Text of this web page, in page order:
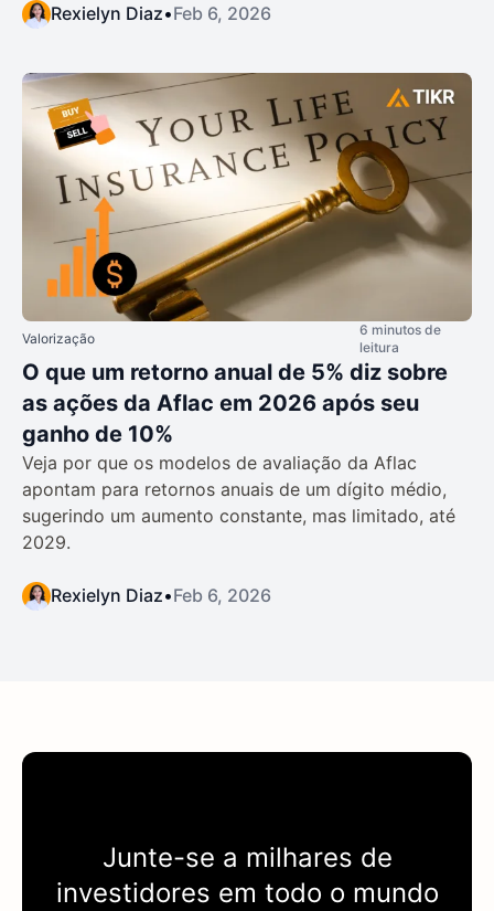
Rexielyn Diaz•Feb 6, 2026
Valorização
6 minutos de
leitura
O que um retorno anual de 5% diz sobre
as ações da Aflac em 2026 após seu
ganho de 10%
Veja por que os modelos de avaliação da Aflac
apontam para retornos anuais de um dígito médio,
sugerindo um aumento constante, mas limitado, até
2029.
Rexielyn Diaz•Feb 6, 2026
Junte-se a milhares de
investidores em todo o mundo